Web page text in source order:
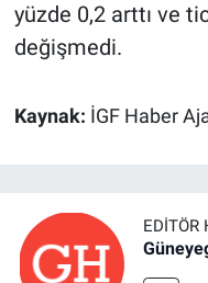
yüzde 0,2 arttı ve
değişmedi.
Kaynak: İGF Haber
EDITÖR